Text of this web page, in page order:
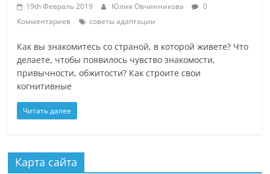
19th Февраль 2019 Юлия Овчинникова
0
Комментариев
советы адаптации
Как вы знакомитесь со страной, в которой живете? Что
делаете, чтобы появилось чувство знакомости,
привычности, обжитости? Как строите свои
когнитивные
Читать далее
Карта сайта